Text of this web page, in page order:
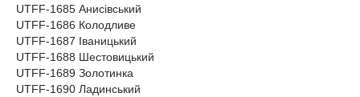
UTFF-1685 Анисівський
UTFF-1686 Колодливе
UTFF-1687 Іваницький
UTFF-1688 Шестовицький
UTFF-1689 Золотинка
UTFF-1690 Ладинський